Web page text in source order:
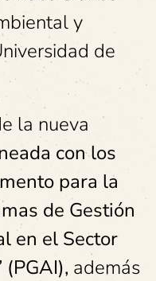
y
de
la nueva
con los
para la
de Gestión
en el Sector
(PGAI), además